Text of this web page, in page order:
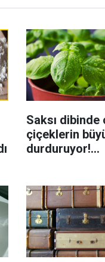
Saksı dibinde
çiçeklerin
durduruyor!